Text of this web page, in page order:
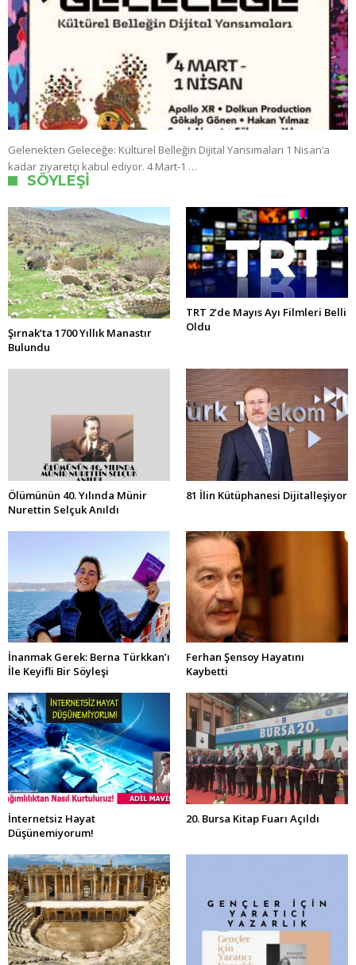
Gelenekten Geleceğe: Kültürel Belleğin Dijital Yansımaları 1 Nisan’a
kadar ziyaretçi kabul ediyor. 4 Mart-1 …
SÖYLEŞI
Şırnak’ta 1700 Yıllık Manastır
Bulundu
TRT 2’de Mayıs Ayı Filmleri Belli
Oldu
Ölümünün 40. Yılında Münir
Nurettin Selçuk Anıldı
81 İlin Kütüphanesi Dijitalleşiyor
İnanmak Gerek: Berna Türkkan’ı
İle Keyifli Bir Söyleşi
Ferhan Şensoy Hayatını
Kaybetti
İnternetsiz Hayat
Düşünemiyorum!
20. Bursa Kitap Fuarı Açıldı